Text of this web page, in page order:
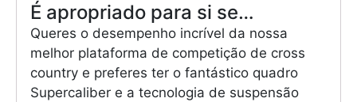
É apropriado para si se…
Queres o desempenho incrível da nossa
melhor plataforma de competição de cross
country e preferes ter o fantástico quadro
Supercaliber e a tecnologia de suspensão